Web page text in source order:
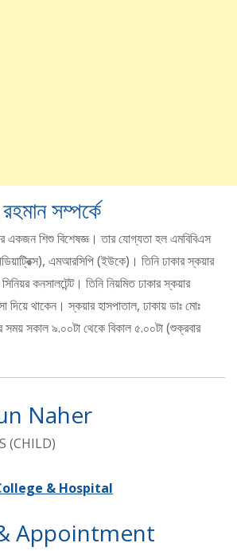
সম্পর্কে
একজন শিশু বিশেষজ্ঞ। তার যোগ্যতা হল এমবিবিএস
এমআরসিপি (ইউকে)। তিনি ঢাকার স্কয়ার
সিনিয়র কনসালটেন্ট। তিনি নিয়মিত ঢাকার স্কয়ার
দিয়ে থাকেন। স্কয়ার হাসপাতাল, ঢাকায় ডাঃ মোঃ
সময় সকাল ৯.০০টা থেকে বিকাল ৫.০০টা (শুক্রবার
Naher
(CHILD)
& Hospital
Appointment